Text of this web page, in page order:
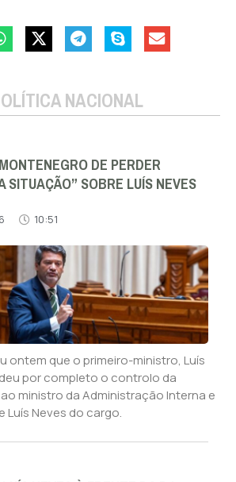
NACIONAL
DE PERDER
SITUAÇÃO” SOBRE LUÍS NEVES
10:51
ontem que o primeiro-ministro, Luís
por completo o controlo da
ministro da Administração Interna e
Luís Neves do cargo.